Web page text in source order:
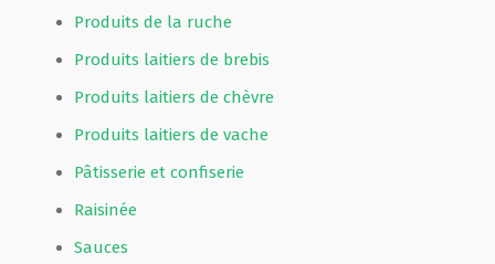
Produits de la ruche
Produits laitiers de brebis
Produits laitiers de chèvre
Produits laitiers de vache
Pâtisserie et confiserie
Raisinée
Sauces